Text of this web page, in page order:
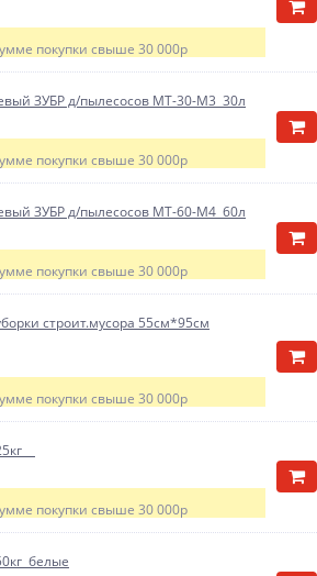
покупки свыше 30 000р
ЗУБР д/пылесосов МТ-30-М3 30л
покупки свыше 30 000р
ЗУБР д/пылесосов МТ-60-М4 60л
покупки свыше 30 000р
строит.мусора 55см*95см
покупки свыше 30 000р
покупки свыше 30 000р
белые